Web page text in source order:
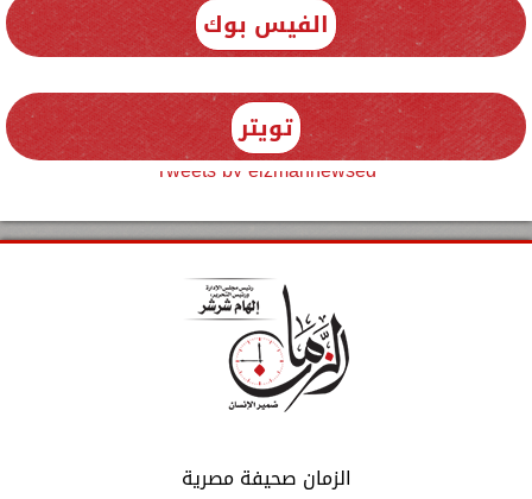
الفيس بوك
تويتر
Tweets by elzmannewseg
الزمان صحيفة مصرية